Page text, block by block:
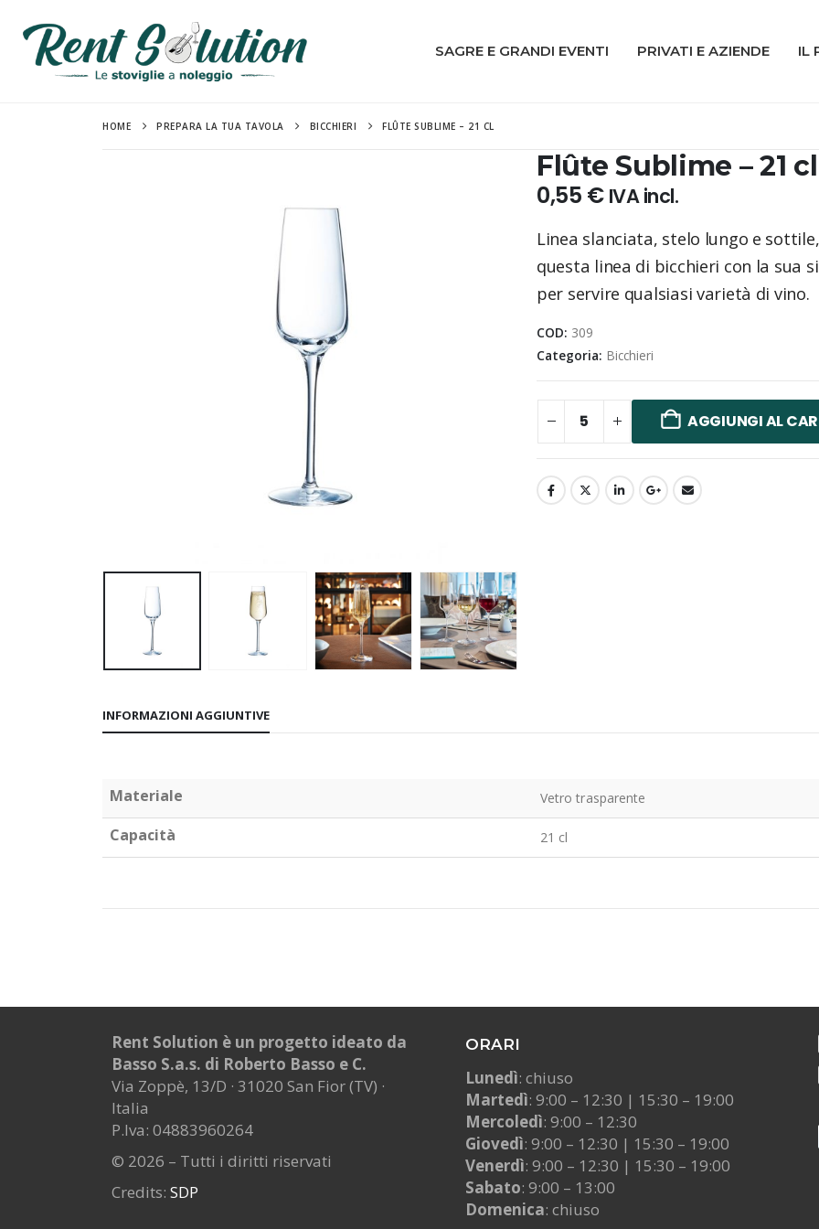
SAGRE E GRANDI EVENTI PRIVATI E AZIENDE IL
HOME PREPARA LA TUA TAVOLA BICCHIERI FLÛTE SUBLIME – 21 CL
Flûte Sublime – 21 cl
0,55 € IVA incl.
Linea slanciata, stelo lungo e
questa linea di bicchieri con la sua
per servire qualsiasi varietà di vino.
COD: 309
Categoria: Bicchieri
AGGIUNGI AL
INFORMAZIONI AGGIUNTIVE
Materiale Vetro trasparente
Capacità 21 cl
Rent Solution è un progetto ideato da
Basso S.a.s. di Roberto Basso e C.
Via Zoppè, 13/D · 31020 San Fior (TV) ·
Italia
P.Iva: 04883960264
© 2026 – Tutti i diritti riservati
Credits: SDP
ORARI
Lunedì: chiuso
Martedì: 9:00 – 12:30 | 15:30 – 19:00
Mercoledì: 9:00 – 12:30
Giovedì: 9:00 – 12:30 | 15:30 – 19:00
Venerdì: 9:00 – 12:30 | 15:30 – 19:00
Sabato: 9:00 – 13:00
Domenica: chiuso